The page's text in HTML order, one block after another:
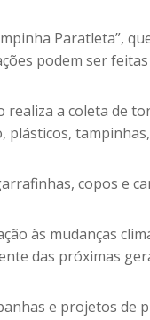
Paratleta”,
podem ser
realiza a coleta de
plásticos,
copos e
às mudanças
das próximas
e projetos de